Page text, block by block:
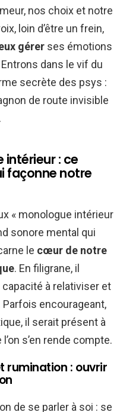
nos choix et notre
loin d’être un frein,
gérer ses émotions
dans le vif du
secrète des psys :
de route invisible
intérieur : ce
façonne notre
« monologue intérieur
sonore mental qui
le cœur de notre
. En filigrane, il
à relativiser et
encourageant,
il serait présent à
s’en rende compte.
rumination : ouvrir
de se parler à soi : se